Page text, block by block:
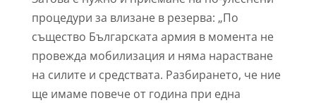
процедури за влизане в резерва: „По
същество Българската армия в момента не
провежда мобилизация и няма нарастване
на силите и средствата. Разбирането, че ние
ще имаме повече от година при една